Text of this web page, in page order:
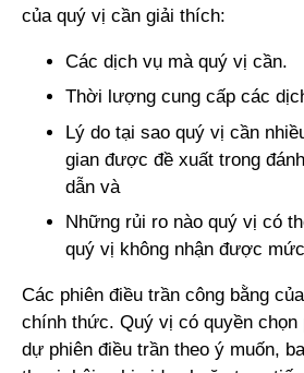
của quý vị cần giải thích:
Các dịch vụ mà quý vị cần.
Thời lượng cung cấp các
Lý do tại sao quý vị cần
gian được đề xuất trong
dẫn và
Những rủi ro nào quý vị có
quý vị không nhận được
Các phiên điều trần công bằng
chính thức. Quý vị có quyền
dự phiên điều trần theo ý muốn,